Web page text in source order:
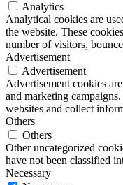
Analytics
Analytical cookies are
the website. These
number of visitors,
Advertisement
Advertisement
Advertisement cookies
and marketing
websites and collect
Others
Others
Other uncategorized
have not been classified
Necessary